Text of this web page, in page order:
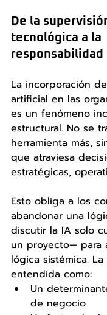
De la
tecnológica a la
La incorporación
artificial en las
es un fenómeno
estructural. No se
herramienta más,
que atraviesa
estratégicas,
Esto obliga a los
abandonar una
discutir la IA solo
un proyecto— para
lógica sistémica.
entendida como:
Un
de negocio